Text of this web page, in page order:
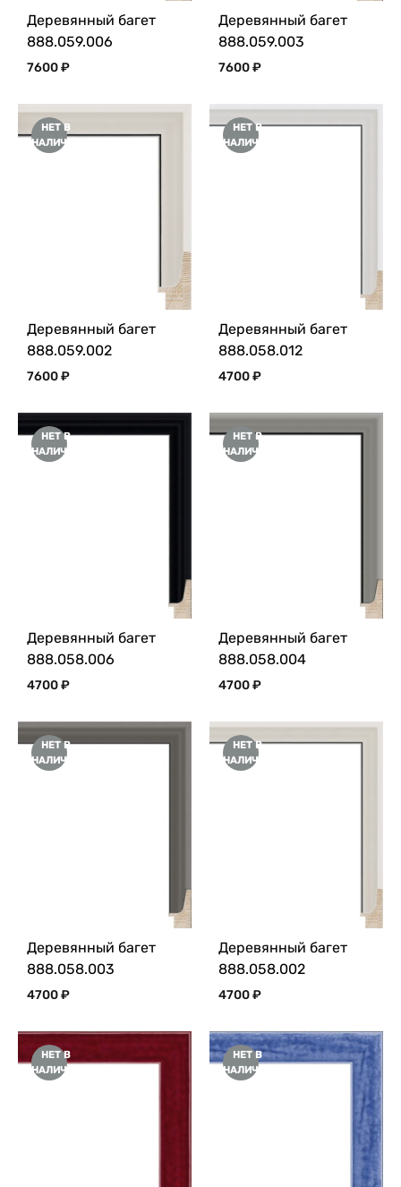
Деревянный багет
888.059.006
7600₽
Деревянный багет
888.059.003
7600₽
НЕТ В
НАЛИЧИИ
Деревянный багет
888.059.002
7600₽
НЕТ В
НАЛИЧИИ
Деревянный багет
888.058.012
4700₽
НЕТ В
НАЛИЧИИ
Деревянный багет
888.058.006
4700₽
НЕТ В
НАЛИЧИИ
Деревянный багет
888.058.004
4700₽
НЕТ В
НАЛИЧИИ
Деревянный багет
888.058.003
4700₽
НЕТ В
НАЛИЧИИ
Деревянный багет
888.058.002
4700₽
НЕТ В
НАЛИЧИИ
НЕТ В
НАЛИЧИИ